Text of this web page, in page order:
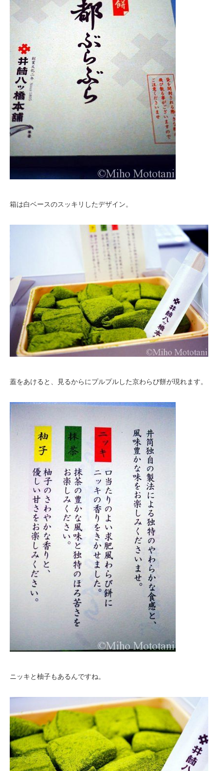
箱は白ベースのスッキリしたデザイン。
蓋をあけると、見るからにプルプルした京わらび餅が現れます。
ニッキと柚子もあるんですね。